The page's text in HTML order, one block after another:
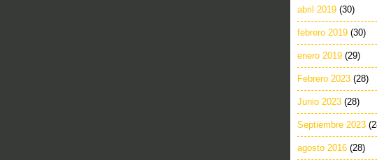
abril 2019 (30)
febrero 2019 (30)
enero 2019 (29)
Febrero 2023 (28)
Junio 2023 (28)
Septiembre 2023
agosto 2016 (28)